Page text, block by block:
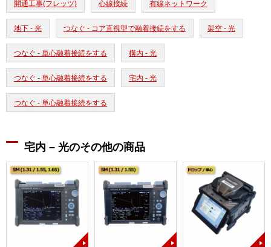
開通工事(フレッツ) 心線接続 有線ネットワーク
地下 - 光 つなぐ - コア直視型で融着接続をする 架空 - 光
つなぐ - 単心融着接続をする 構内 - 光
つなぐ - 単心融着接続をする 宅内 - 光
つなぐ - 単心融着接続をする
宅内 – 光のその他の商品